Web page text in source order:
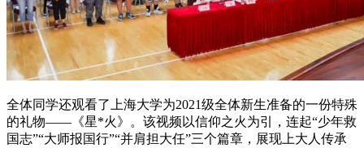
全体同学还观看了上海大学为2021级全体新生准备的一份特殊
的礼物——《星*火》。该视频以信仰之火为引，连起“少年救
国志”“大师报国行”“并肩担大任”三个篇章，展现上大人传承